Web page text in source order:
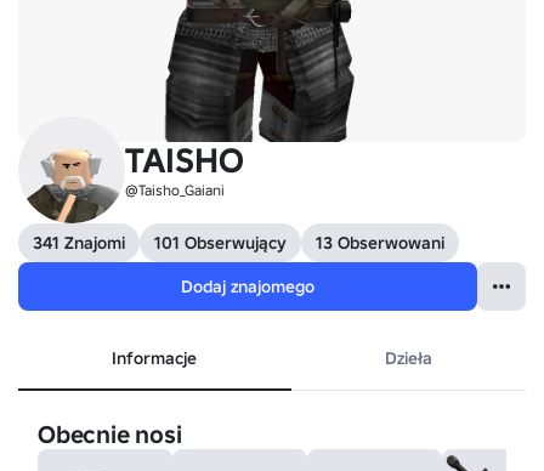
TAISHO
@Taisho_Gaiani
341 Znajomi 101 Obserwujący
13 Obserwowani
Dodaj znajomego
Informacje Dzieła
Obecnie nosi